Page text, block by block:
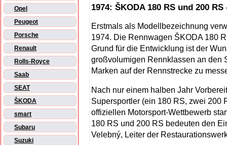
Opel
Peugeot
Porsche
Renault
Rolls-Royce
Saab
SEAT
ŠKODA
smart
Subaru
Suzuki
1974: ŠKODA 180 RS und 200
Erstmals als Modellbezeichnung
1974. Die Rennwagen ŠKODA 180
Grund für die Entwicklung ist der
großvolumigen Rennklassen an den
Marken auf der Rennstrecke zu
Nach nur einem halben Jahr
Supersportler (ein 180 RS, zwei 200
offiziellen Motorsport-Wettbewerb
180 RS und 200 RS bedeuten den
Velebný, Leiter der